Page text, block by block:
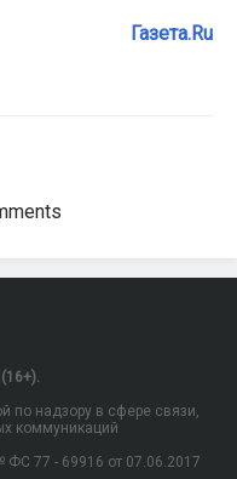
Газета.Ru
по надзору в сфере связи,
коммуникаций
77 - 69916 от 07.06.2017